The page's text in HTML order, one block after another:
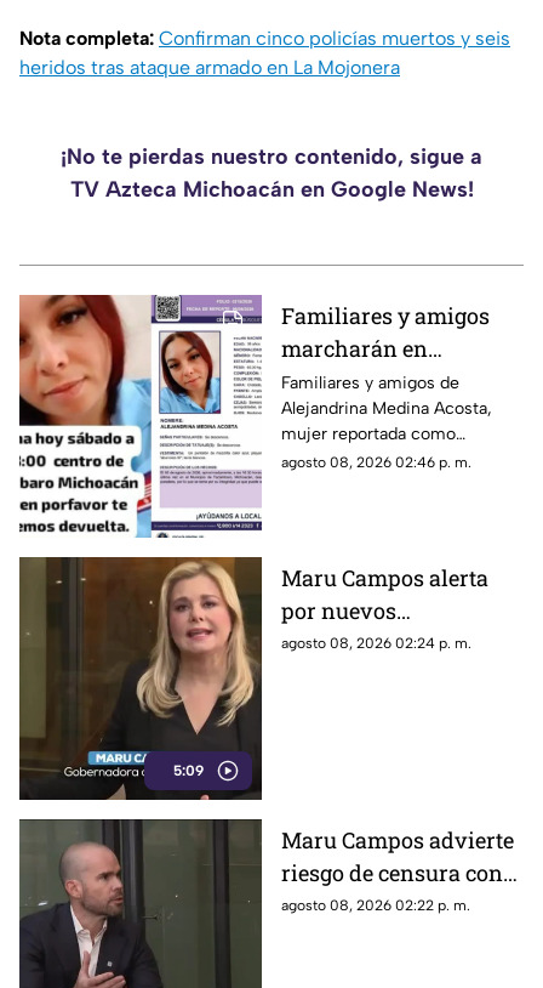
Nota completa: Confirman cinco policías muertos y seis
heridos tras ataque armado en La Mojonera
¡No te pierdas nuestro contenido, sigue a
TV Azteca Michoacán en Google News!
Familiares y amigos
marcharán en
Tacámbaro para exigir
la localización de
Alejandrina Medina
Familiares y amigos de
Alejandrina Medina Acosta,
mujer reportada como
desaparecida en Tacámbaro,
agosto 08, 2026 02:46 p. m.
5:09
Maru Campos alerta
por nuevos
lineamientos: “Podrían
agosto 08, 2026 02:24 p. m.
Maru Campos advierte
riesgo de censura con
nuevos lineamientos
agosto 08, 2026 02:22 p. m.